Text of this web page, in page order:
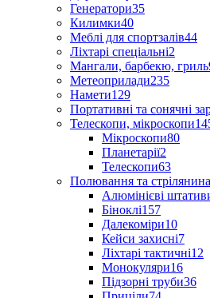
Генератори35
Килимки40
Меблі для спортзалів44
Ліхтарі спеціальні2
Мангали, барбекю, гриль
Метеоприлади235
Намети129
Портативні та сонячні
Телескопи, мікроскопи
Мікроскопи80
Планетарії2
Телескопи63
Полювання та стрілянина
Алюмінієві
Біноклі157
Далекоміри10
Кейси захисні7
Ліхтарі тактичні12
Монокуляри16
Підзорні труби36